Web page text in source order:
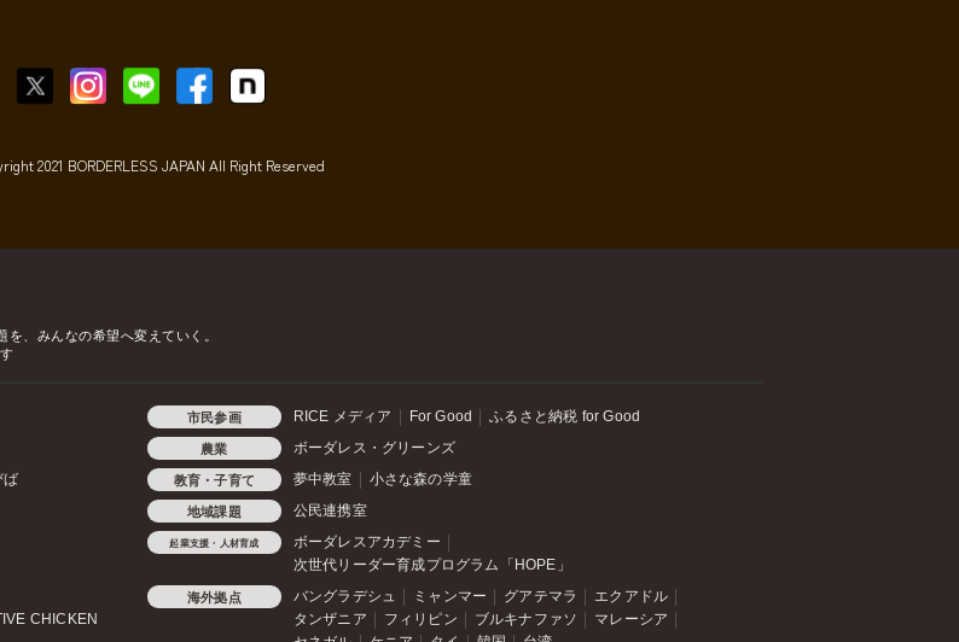
2021 BORDERLESS JAPAN All Right Reserved
を、みんなの希望へ変えていく。
市民参画 RICE メディア For Good ふるさと納税 for Good
農業 ボーダレス・グリーンズ
ば 教育・子育て 夢中教室 小さな森の学童
地域課題 公民連携室
起業支援・人材育成
ボーダレスアカデミー
次世代リーダー育成プログラム「HOPE」
CHICKEN
海外拠点 バングラデシュ ミャンマー グアテマラ
エクアドル
タンザニア
フィリピン ブルキナファソ
マレーシア